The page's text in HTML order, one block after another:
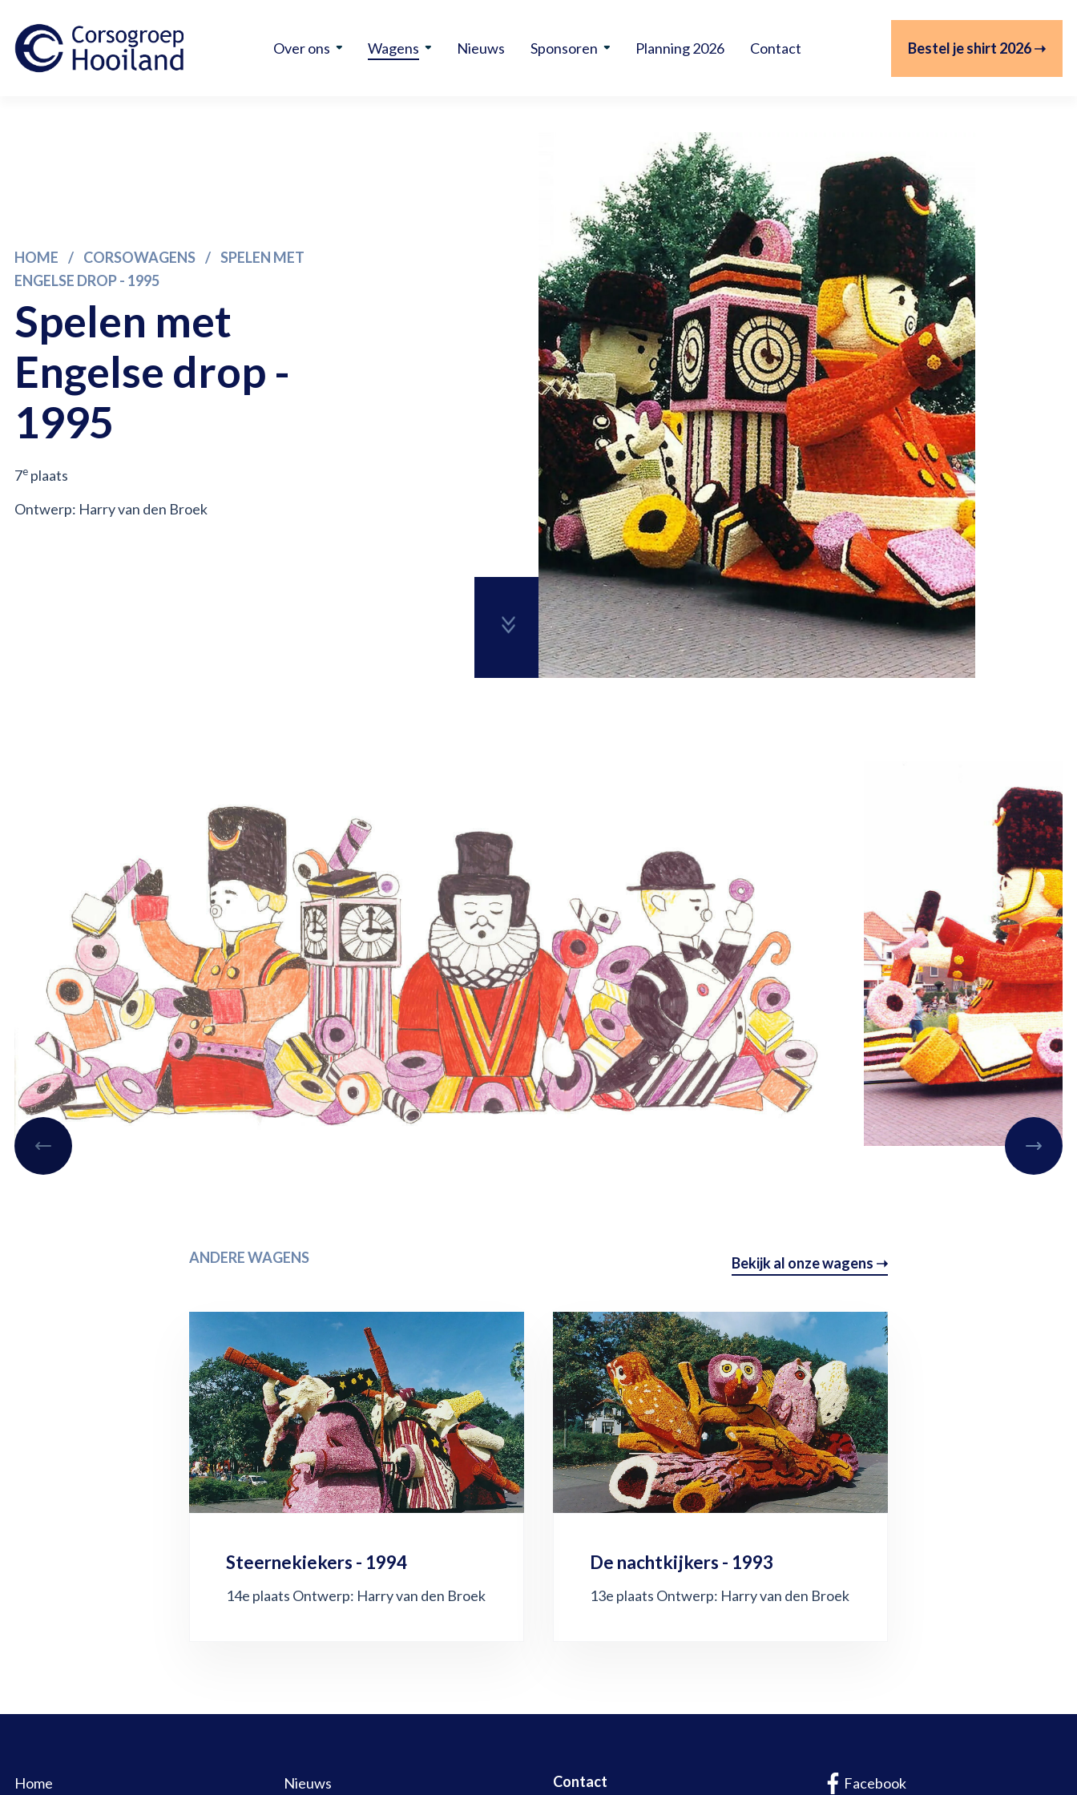
Over ons Wagens Nieuws Sponsoren Planning 2026 Contact Bestel je shirt 2026 ➝
HOME / CORSOWAGENS / SPELEN MET
ENGELSE DROP - 1995
Spelen met
Engelse drop -
1995
7e plaats
Ontwerp: Harry van den Broek
ANDERE WAGENS Bekijk al onze wagens ➝
Steernekiekers - 1994
14e plaats Ontwerp: Harry van den Broek
De nachtkijkers - 1993
13e plaats Ontwerp: Harry van den Broek
Home Nieuws Contact Facebook